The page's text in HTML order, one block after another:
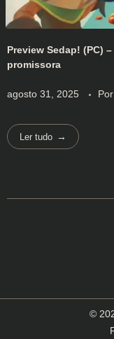
Preview Sedap! (PC)
promissora
agosto 31, 2025 Por
Ler tudo
©